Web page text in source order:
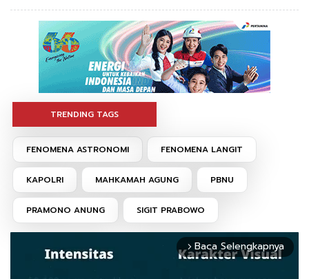
TRENDING TAGS
FENOMENA ASTRONOMI FENOMENA LANGIT
KAPOLRI MAHKAMAH AGUNG PBNU
PRAMONO ANUNG SIGIT PRABOWO
arrow_forward_ios Baca Selengkapnya